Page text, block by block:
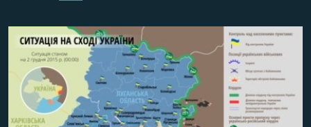
СВІДЧЕННЯ ОКУПАЦІЇ
УКРАЇНСЬКА ПРОБЛЕМА КРИМУ
ІНФОГРАФІКА
Русский
Qırımtatar
ДОЛУЧАЙСЯ!